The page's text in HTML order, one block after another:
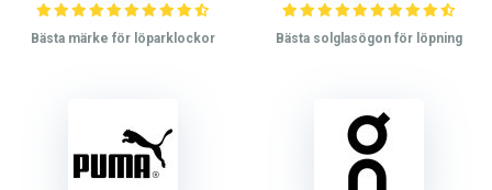
Bästa märke för löparklockor Bästa solglasögon för löpning